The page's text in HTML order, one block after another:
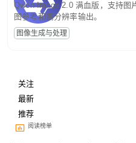
Qwen-Image-2.0 满血版，支持图
图参考和高分辨率输出。
图像生成与处理
关注
最新
推荐
阅读榜单